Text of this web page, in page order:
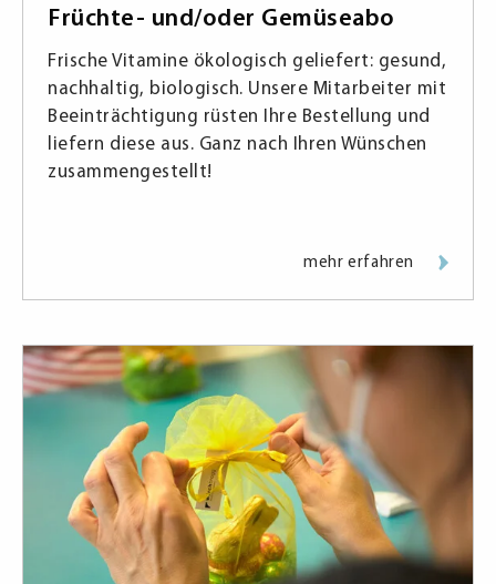
Früchte- und/oder Gemüseabo
Frische Vitamine ökologisch geliefert: gesund,
nachhaltig, biologisch. Unsere Mitarbeiter mit
Beeinträchtigung rüsten Ihre Bestellung und
liefern diese aus. Ganz nach Ihren Wünschen
zusammengestellt!
mehr erfahren